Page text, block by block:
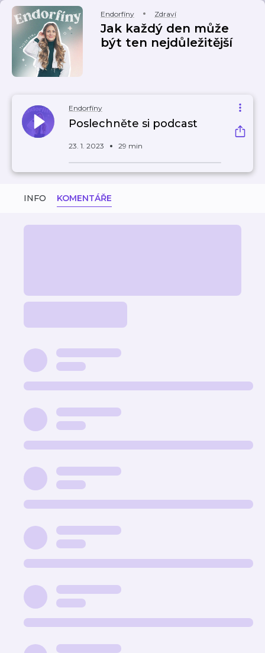
Endorfíny Zdraví
Jak každý den může
být ten nejdůležitější
Endorfíny
Poslechněte si podcast
23. 1. 2023 29 min
INFO KOMENTÁŘE